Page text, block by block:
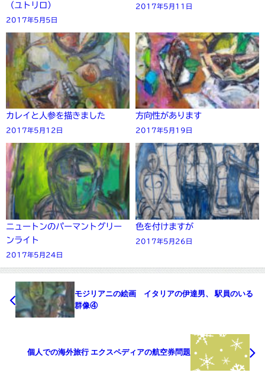
（ユトリロ）
2017年5月5日
2017年5月11日
カレイと人参を描きました
2017年5月12日
方向性があります
2017年5月19日
ニュートンのパーマントグリー
ンライト
2017年5月24日
色を付けますが
2017年5月26日
モジリアニの絵画 イタリアの伊達男、 駅員のいる
群像④
個人での海外旅行 エクスペディアの航空券問題